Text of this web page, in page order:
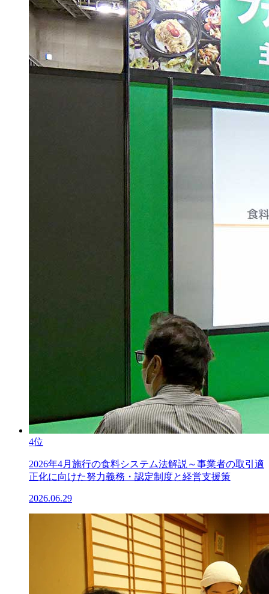
4位
2026年4月施行の食料システム法解説～事業者の取引適
正化に向けた努力義務・認定制度と経営支援策
2026.06.29